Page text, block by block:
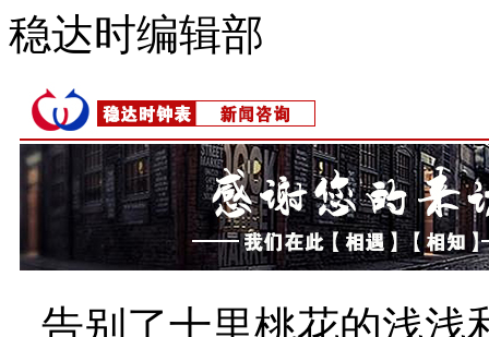
稳达时编辑部
告别了十里桃花的浅浅